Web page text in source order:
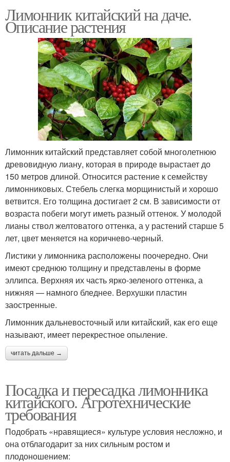
Лимонник китайский на даче.
Описание растения
Лимонник китайский представляет собой многолетнюю
древовидную лиану, которая в природе вырастает до
150 метров длиной. Относится растение к семейству
лимонниковых. Стебель слегка морщинистый и хорошо
ветвится. Его толщина достигает 2 см. В зависимости от
возраста побеги могут иметь разный оттенок. У молодой
лианы ствол желтоватого оттенка, а у растений старше 5
лет, цвет меняется на коричнево-черный.
Листики у лимонника расположены поочередно. Они
имеют среднюю толщину и представлены в форме
эллипса. Верхняя их часть ярко-зеленого оттенка, а
нижняя — намного бледнее. Верхушки пластин
заостренные.
Лимонник дальневосточный или китайский, как его еще
называют, имеет перекрестное опыление.
читать дальше →
Посадка и пересадка лимонника
китайского. Агротехнические
требования
Подобрать «нравящиеся» культуре условия несложно, и
она отблагодарит за них сильным ростом и
плодоношением: